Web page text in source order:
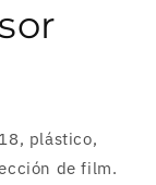
plástico,
de film.